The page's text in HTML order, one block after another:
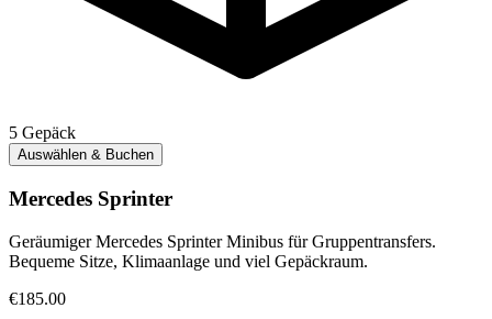
5 Gepäck
Auswählen & Buchen
Mercedes Sprinter
Geräumiger Mercedes Sprinter Minibus für Gruppentransfers.
Bequeme Sitze, Klimaanlage und viel Gepäckraum.
€185.00